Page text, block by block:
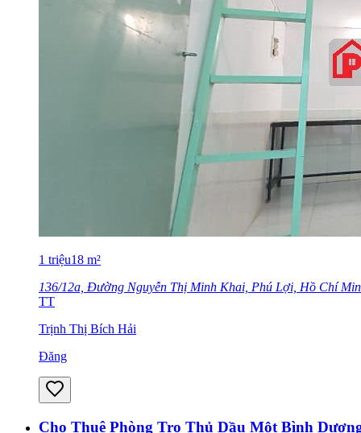
1 triệu18 m²
136/12a, Đường Nguyễn Thị Minh Khai, Phú Lợi, Hồ Chí
TT
Trịnh Thị Bích Hải
Đăng
Cho Thuê Phòng Trọ Thủ Dầu Một Bình